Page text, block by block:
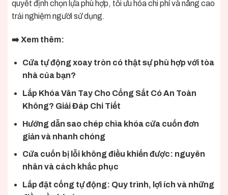
quyết định chọn lựa phù hợp, tối ưu hóa chi phí và nâng cao
trải nghiệm người sử dụng.
➡️ Xem thêm:
Cửa tự động xoay tròn có thật sự phù hợp với tòa
nhà của bạn?
Lắp Khóa Vân Tay Cho Cổng Sắt Có An Toàn
Không? Giải Đáp Chi Tiết
Hướng dẫn sao chép chìa khóa cửa cuốn đơn
giản và nhanh chóng
Cửa cuốn bị lỗi không điều khiển được: nguyên
nhân và cách khắc phục
Lắp đặt cổng tự động: Quy trình, lợi ích và những